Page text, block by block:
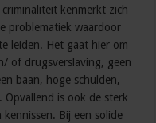
kenmerkt zich
problematiek waardoor
leiden. Het gaat hier om
of drugsverslaving, geen
baan, hoge schulden,
Opvallend is ook de sterk
Bij een solide